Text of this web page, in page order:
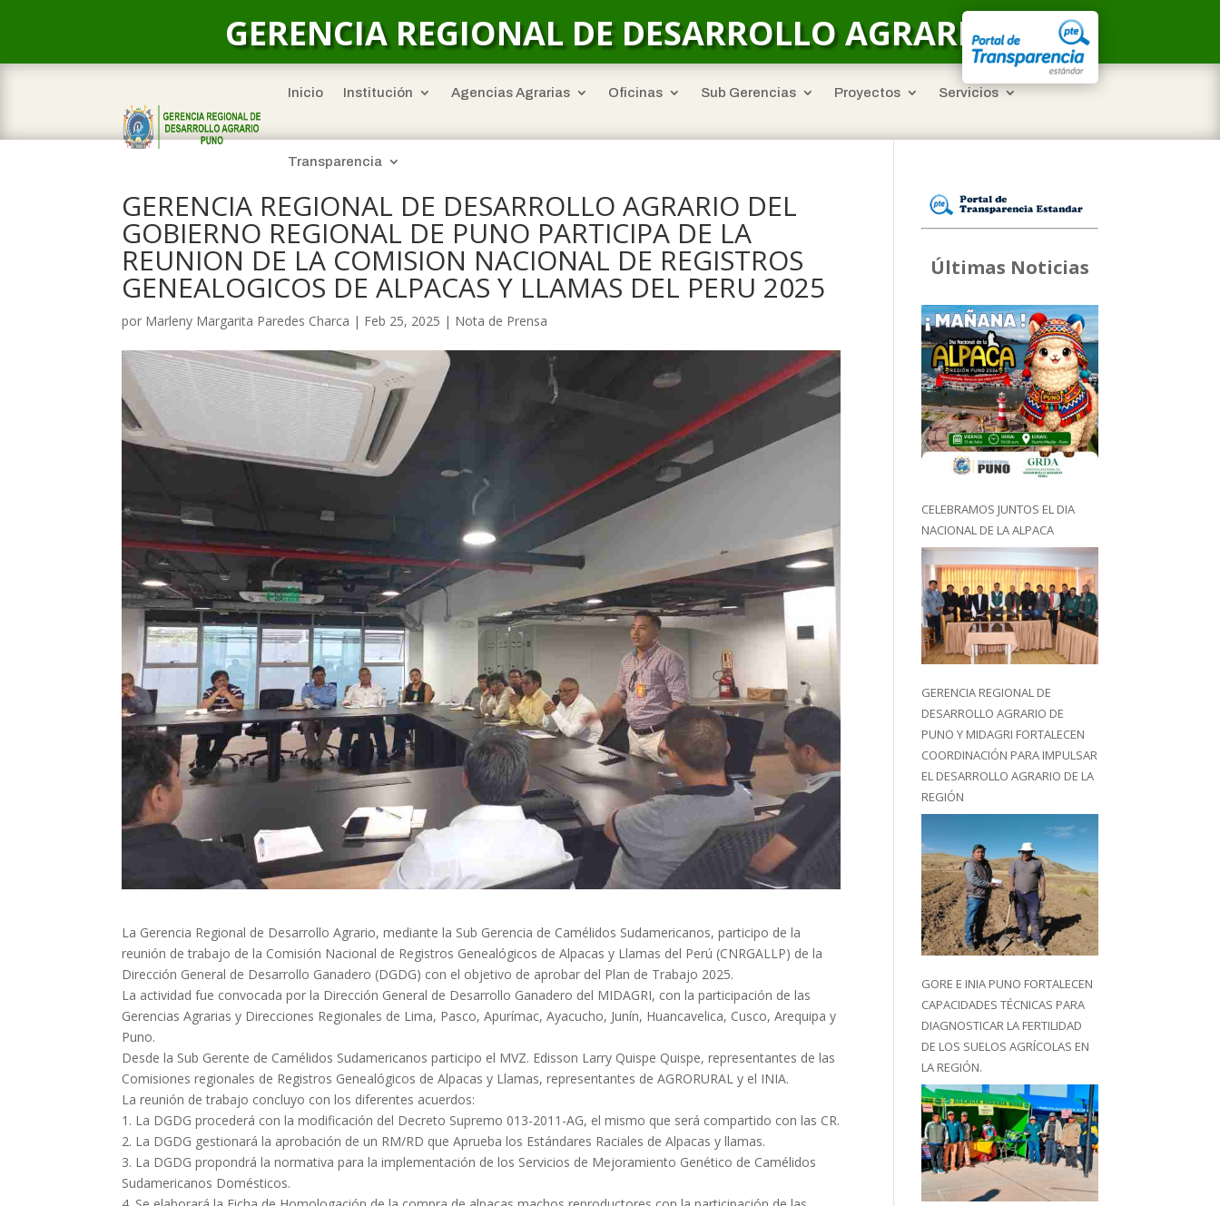
GERENCIA REGIONAL DE DESARROLLO AGRARIO
Inicio Institución Agencias Agrarias Oficinas Sub Gerencias Proyectos Servicios
Transparencia
GERENCIA REGIONAL DE DESARROLLO AGRARIO DEL
GOBIERNO REGIONAL DE PUNO PARTICIPA DE LA
REUNION DE LA COMISION NACIONAL DE REGISTROS
GENEALOGICOS DE ALPACAS Y LLAMAS DEL PERU 2025
por Marleny Margarita Paredes Charca | Feb 25, 2025 | Nota de Prensa
La Gerencia Regional de Desarrollo Agrario, mediante la Sub Gerencia de Camélidos Sudamericanos, participo de la
reunión de trabajo de la Comisión Nacional de Registros Genealógicos de Alpacas y Llamas del Perú (CNRGALLP) de la
Dirección General de Desarrollo Ganadero (DGDG) con el objetivo de aprobar del Plan de Trabajo 2025.
La actividad fue convocada por la Dirección General de Desarrollo Ganadero del MIDAGRI, con la participación de las
Gerencias Agrarias y Direcciones Regionales de Lima, Pasco, Apurímac, Ayacucho, Junín, Huancavelica, Cusco, Arequipa y
Puno.
Desde la Sub Gerente de Camélidos Sudamericanos participo el MVZ. Edisson Larry Quispe Quispe, representantes de las
Comisiones regionales de Registros Genealógicos de Alpacas y Llamas, representantes de AGRORURAL y el INIA.
La reunión de trabajo concluyo con los diferentes acuerdos:
1. La DGDG procederá con la modificación del Decreto Supremo 013-2011-AG, el mismo que será compartido con las CR.
2. La DGDG gestionará la aprobación de un RM/RD que Aprueba los Estándares Raciales de Alpacas y llamas.
3. La DGDG propondrá la normativa para la implementación de los Servicios de Mejoramiento Genético de Camélidos
Sudamericanos Domésticos.
Últimas Noticias
CELEBRAMOS JUNTOS EL DIA
NACIONAL DE LA ALPACA
GERENCIA REGIONAL DE
DESARROLLO AGRARIO DE
PUNO Y MIDAGRI FORTALECEN
COORDINACIÓN PARA IMPULSAR
EL DESARROLLO AGRARIO DE LA
REGIÓN
GORE E INIA PUNO FORTALECEN
CAPACIDADES TÉCNICAS PARA
DIAGNOSTICAR LA FERTILIDAD
DE LOS SUELOS AGRÍCOLAS EN
LA REGIÓN.